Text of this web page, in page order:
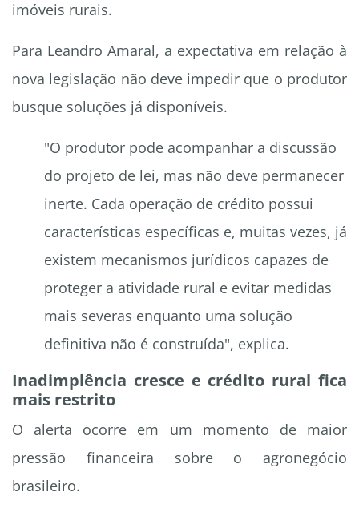
imóveis rurais.
Para Leandro Amaral, a expectativa em relação à
nova legislação não deve impedir que o produtor
busque soluções já disponíveis.
"O produtor pode acompanhar a discussão
do projeto de lei, mas não deve permanecer
inerte. Cada operação de crédito possui
características específicas e, muitas vezes, já
existem mecanismos jurídicos capazes de
proteger a atividade rural e evitar medidas
mais severas enquanto uma solução
definitiva não é construída", explica.
Inadimplência cresce e crédito rural fica
mais restrito
O alerta ocorre em um momento de maior
pressão financeira sobre o agronegócio
brasileiro.